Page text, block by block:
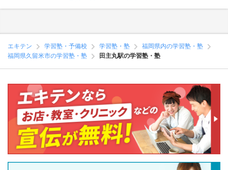
エキテン 学習塾・予備校 学習塾・塾
福岡県内の学習塾・塾
福岡県久留米市の学習塾・塾
田主丸駅の学習塾・塾